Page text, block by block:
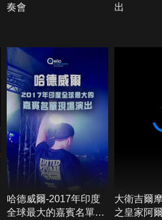
奏會
出
哈德威爾-2017年印度
全球最大的嘉賓名單現
大衛吉爾
之皇家阿